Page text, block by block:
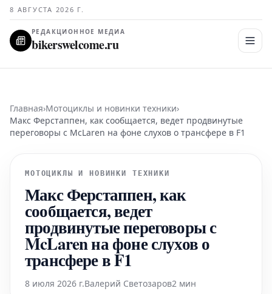
8 АВГУСТА 2026 Г.
РЕДАКЦИОННОЕ МЕДИА
bikerswelcome.ru
Главная›Мотоциклы и новинки техники›
Макс Ферстаппен, как сообщается, ведет продвинутые
переговоры с McLaren на фоне слухов о трансфере в F1
МОТОЦИКЛЫ И НОВИНКИ ТЕХНИКИ
Макс Ферстаппен, как
сообщается, ведет
продвинутые переговоры с
McLaren на фоне слухов о
трансфере в F1
8 июля 2026 г.Валерий Светозаров2 мин